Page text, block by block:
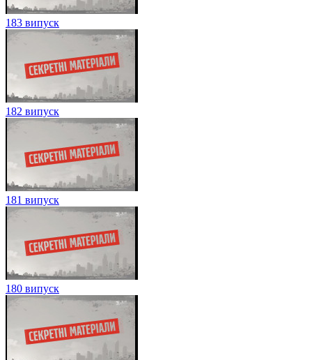
183 випуск
182 випуск
181 випуск
180 випуск